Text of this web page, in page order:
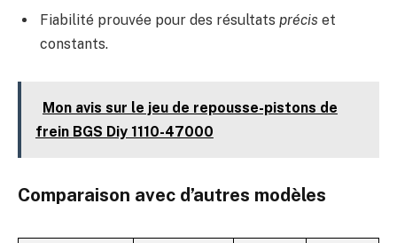
Fiabilité prouvée pour des résultats précis et
constants.
Mon avis sur le jeu de repousse-pistons de
frein BGS Diy 1110-47000
Comparaison avec d’autres modèles